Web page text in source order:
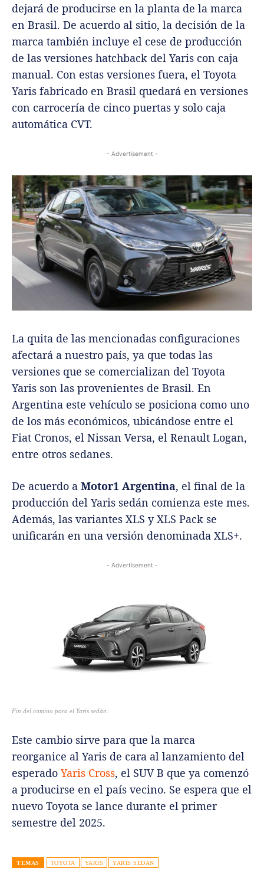
dejará de producirse en la planta de la marca
en Brasil. De acuerdo al sitio, la decisión de la
marca también incluye el cese de producción
de las versiones hatchback del Yaris con caja
manual. Con estas versiones fuera, el Toyota
Yaris fabricado en Brasil quedará en versiones
con carrocería de cinco puertas y solo caja
automática CVT.
- Advertisement -
La quita de las mencionadas configuraciones
afectará a nuestro país, ya que todas las
versiones que se comercializan del Toyota
Yaris son las provenientes de Brasil. En
Argentina este vehículo se posiciona como uno
de los más económicos, ubicándose entre el
Fiat Cronos, el Nissan Versa, el Renault Logan,
entre otros sedanes.
De acuerdo a Motor1 Argentina, el final de la
producción del Yaris sedán comienza este mes.
Además, las variantes XLS y XLS Pack se
unificarán en una versión denominada XLS+.
- Advertisement -
Fin del camino para el Yaris sedán.
Este cambio sirve para que la marca
reorganice al Yaris de cara al lanzamiento del
esperado Yaris Cross, el SUV B que ya comenzó
a producirse en el país vecino. Se espera que el
nuevo Toyota se lance durante el primer
semestre del 2025.
TEMAS TOYOTA YARIS YARIS SEDAN